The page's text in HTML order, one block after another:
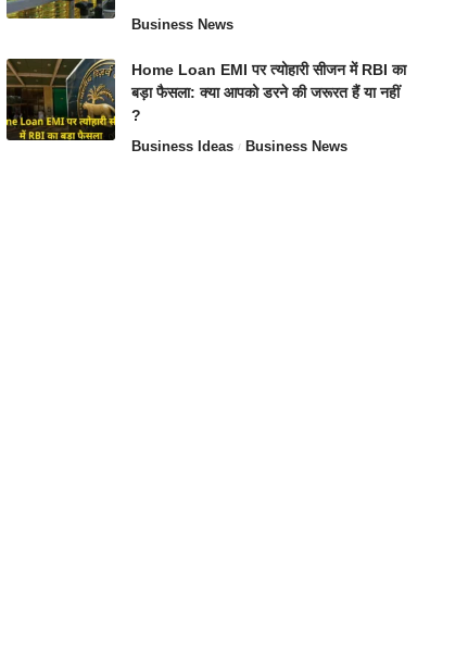
Business News
Home Loan EMI पर त्योहारी सीजन में RBI का
बड़ा फैसला: क्या आपको डरने की जरूरत हैं या नहीं
?
Business Ideas Business News